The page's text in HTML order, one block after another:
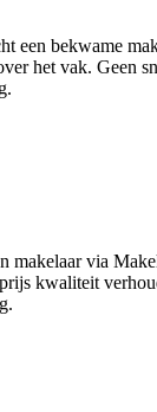
een bekwame
het vak. Geen
makelaar via
kwaliteit